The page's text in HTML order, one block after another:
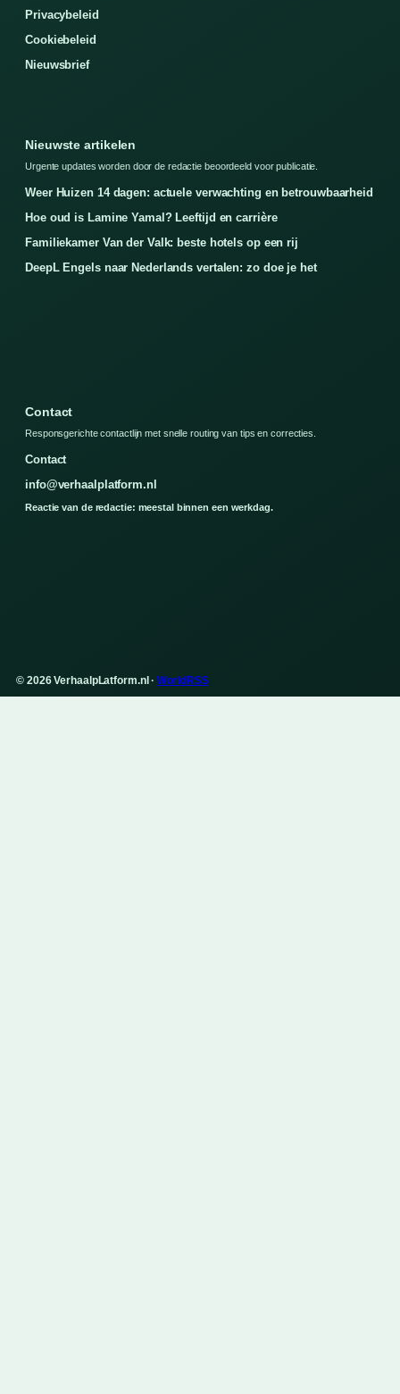
Privacybeleid
Cookiebeleid
Nieuwsbrief
Nieuwste artikelen
Urgente updates worden door de redactie beoordeeld voor publicatie.
Weer Huizen 14 dagen: actuele verwachting en betrouwbaarheid
Hoe oud is Lamine Yamal? Leeftijd en carrière
Familiekamer Van der Valk: beste hotels op een rij
DeepL Engels naar Nederlands vertalen: zo doe je het
Contact
Responsgerichte contactlijn met snelle routing van tips en correcties.
Contact
info@verhaalplatform.nl
Reactie van de redactie: meestal binnen een werkdag.
© 2026 VerhaalpLatform.nl ·WorldRSS